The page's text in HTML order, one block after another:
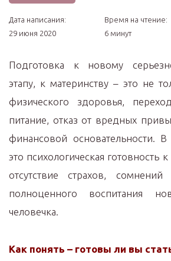
Дата написания:
29 июня 2020
Время на чтение:
6 минут
Подготовка к новому
этапу, к материнству – это не
физического здоровья,
питание, отказ от вредных
финансовой основательности.
это психологическая
отсутствие страхов,
полноценного воспитания
человечка.
Как понять – готовы ли вы